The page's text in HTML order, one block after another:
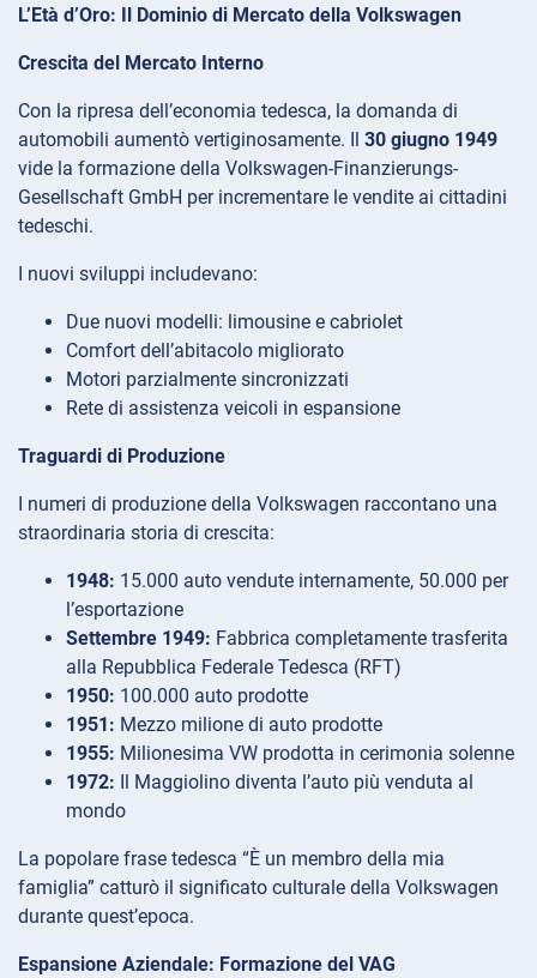
L’Età d’Oro: Il Dominio di Mercato della Volkswagen
Crescita del Mercato Interno
Con la ripresa dell’economia tedesca, la domanda di
automobili aumentò vertiginosamente. Il 30 giugno 1949
vide la formazione della Volkswagen-Finanzierungs-
Gesellschaft GmbH per incrementare le vendite ai cittadini
tedeschi.
I nuovi sviluppi includevano:
Due nuovi modelli: limousine e cabriolet
Comfort dell’abitacolo migliorato
Motori parzialmente sincronizzati
Rete di assistenza veicoli in espansione
Traguardi di Produzione
I numeri di produzione della Volkswagen raccontano una
straordinaria storia di crescita:
1948: 15.000 auto vendute internamente, 50.000 per
l’esportazione
Settembre 1949: Fabbrica completamente trasferita
alla Repubblica Federale Tedesca (RFT)
1950: 100.000 auto prodotte
1951: Mezzo milione di auto prodotte
1955: Milionesima VW prodotta in cerimonia solenne
1972: Il Maggiolino diventa l’auto più venduta al
mondo
La popolare frase tedesca “È un membro della mia
famiglia” catturò il significato culturale della Volkswagen
durante quest’epoca.
Espansione Aziendale: Formazione del VAG